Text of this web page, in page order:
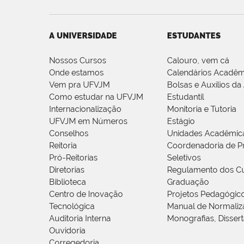
A UNIVERSIDADE
Nossos Cursos
Onde estamos
Vem pra UFVJM
Como estudar na UFVJM
Internacionalização
UFVJM em Números
Conselhos
Reitoria
Pró-Reitorias
Diretorias
Biblioteca
Centro de Inovação
Tecnológica
Auditoria Interna
Ouvidoria
ESTUDANTES
Calouro, vem cá
Calendários
Bolsas e Auxílios da
Estudantil
Monitoria e Tutoria
Estágio
Unidades
Coordenadoria de
Seletivos
Regulamento dos
Graduação
Projetos
Manual de
Monografias,